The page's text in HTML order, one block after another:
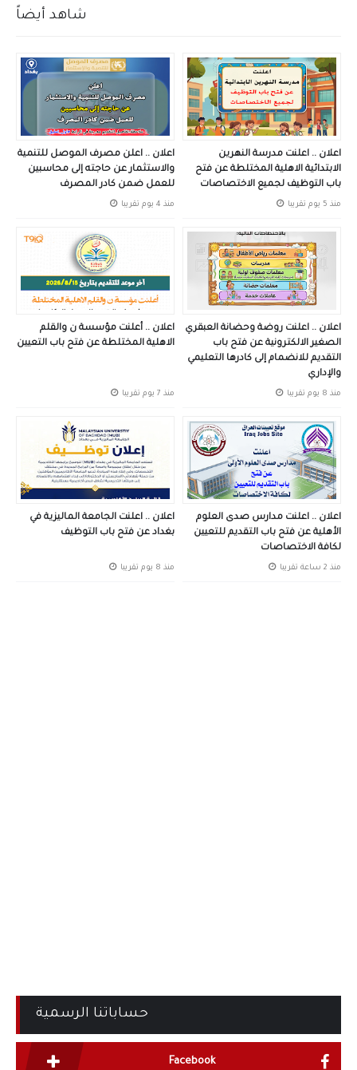
شاهد أيضاً
اعلان .. اعلن مصرف الموصل للتنمية
والاستثمار عن حاجته إلى محاسبين
للعمل ضمن كادر المصرف
منذ 4 يوم تقريبا
اعلان .. اعلنت مدرسة النهرين
الابتدائية الاهلية المختلطة عن فتح
باب التوظيف لجميع الاختصاصات
منذ 5 يوم تقريبا
اعلان .. أعلنت مؤسسة ن والقلم
الاهلية المختلطة عن فتح باب التعيين
منذ 7 يوم تقريبا
اعلان .. اعلنت روضة وحضانة العبقري
الصغير الالكترونية عن فتح باب
التقديم للانضمام إلى كادرها التعليمي
والإداري
منذ 8 يوم تقريبا
اعلان .. اعلنت الجامعة الماليزية في
بغداد عن فتح باب التوظيف
منذ 8 يوم تقريبا
اعلان .. اعلنت مدارس صدى العلوم
الأهلية عن فتح باب التقديم للتعيين
لكافة الاختصاصات
منذ 2 ساعة تقريبا
حساباتنا الرسمية
Facebook